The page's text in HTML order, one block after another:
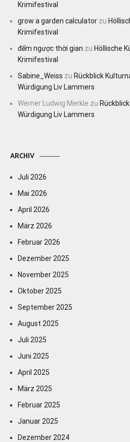
Krimifestival
grow a garden calculator zu
Krimifestival
đếm ngược thời gian zu Höllische
Krimifestival
Sabine_Weiss zu Rückblick
Würdigung Liv Lammers
Werner Ludwig Merkle zu
Würdigung Liv Lammers
ARCHIV
Juli 2026
Mai 2026
April 2026
März 2026
Februar 2026
Dezember 2025
November 2025
Oktober 2025
September 2025
August 2025
Juli 2025
Juni 2025
April 2025
März 2025
Februar 2025
Januar 2025
Dezember 2024